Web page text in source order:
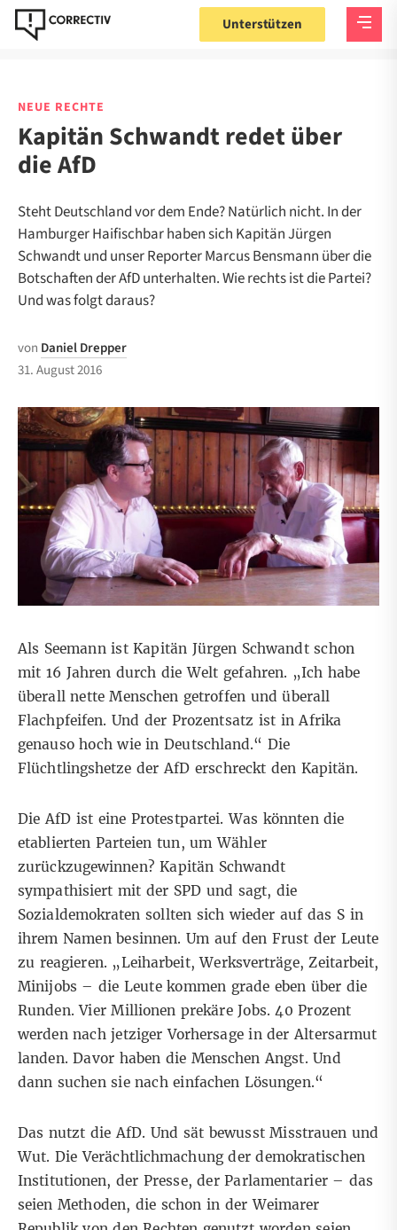
Unterstützen
NEUE RECHTE
Kapitän Schwandt redet über
die AfD
Steht Deutschland vor dem Ende? Natürlich nicht. In der
Hamburger Haifischbar haben sich Kapitän Jürgen
Schwandt und unser Reporter Marcus Bensmann über die
Botschaften der AfD unterhalten. Wie rechts ist die Partei?
Und was folgt daraus?
von Daniel Drepper
31. August 2016
Als Seemann istKapitän Jürgen Schwandtschon
mit 16 Jahren durch die Welt gefahren. „Ich habe
überall nette Menschen getroffen und überall
Flachpfeifen. Und der Prozentsatz ist in Afrika
genauso hoch wie in Deutschland.“ Die
Flüchtlingshetze der AfD erschreckt den Kapitän.
Die AfD ist eine Protestpartei. Was könnten die
etablierten Parteien tun, um Wähler
zurückzugewinnen? Kapitän Schwandt
sympathisiert mit der SPD und sagt, die
Sozialdemokraten sollten sich wieder auf das S in
ihrem Namen besinnen. Um auf den Frust der Leute
zu reagieren. „Leiharbeit, Werksverträge, Zeitarbeit,
Minijobs – die Leute kommen grade eben über die
Runden. Vier Millionen prekäre Jobs. 40 Prozent
werden nach jetziger Vorhersage in der Altersarmut
landen. Davor haben die Menschen Angst. Und
dann suchen sie nach einfachen Lösungen.“
Das nutzt die AfD. Und sät bewusst Misstrauen und
Wut. Die Verächtlichmachung der demokratischen
Institutionen, der Presse, der Parlamentarier – das
seien Methoden, die schon in der Weimarer